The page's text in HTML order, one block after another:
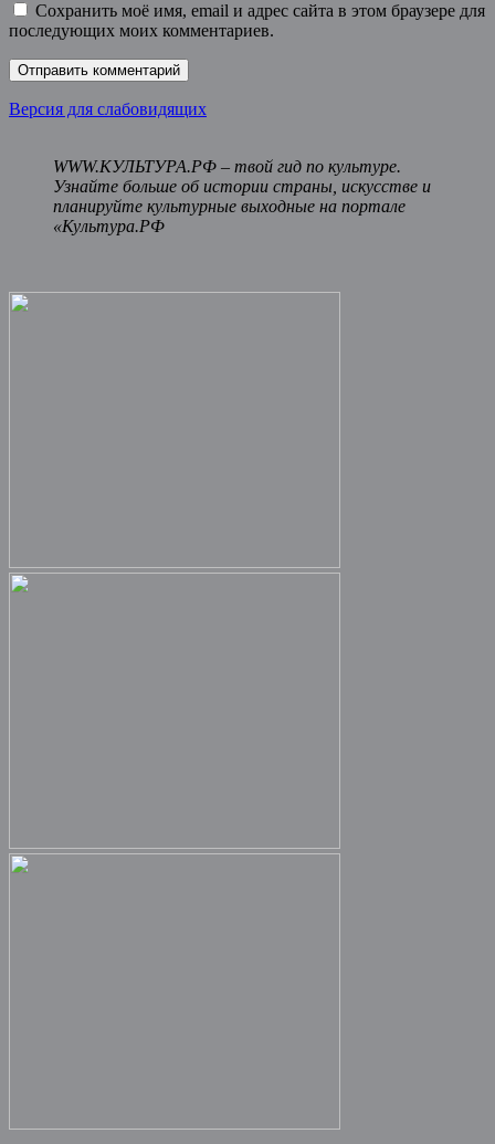
Сохранить моё имя, email и адрес сайта в этом браузере для
последующих моих комментариев.
Версия для слабовидящих
WWW.КУЛЬТУРА.РФ – твой гид по культуре.
Узнайте больше об истории страны, искусстве и
планируйте культурные выходные на портале
«Культура.РФ